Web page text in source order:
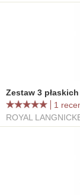
Zestaw 3
1
ROYAL